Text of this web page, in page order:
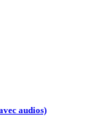
audios)